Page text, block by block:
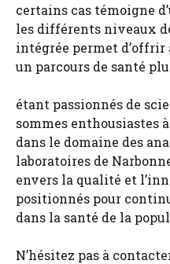
certains cas témoigne
les différents niveaux
intégrée permet d’offrir
un parcours de santé
étant passionnés de
sommes enthousiastes
dans le domaine des
laboratoires de
envers la qualité et
positionnés pour
dans la santé de la
N’hésitez pas à